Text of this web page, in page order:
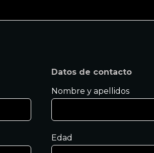
Datos de contacto
Nombre y apellidos
Edad